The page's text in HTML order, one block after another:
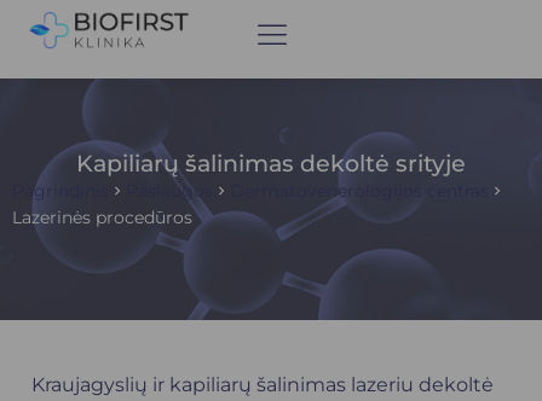
Kapiliarų šalinimas dekoltė srityje
Pagrindinis Paslaugos
Dermatovenerologijos centras
Lazerinės procedūros
Kraujagyslių ir kapiliarų šalinimas lazeriu dekoltė